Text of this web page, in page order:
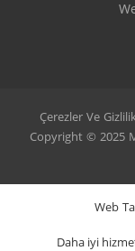
Çerezler Ve
Copyright © 2025
Web
Daha iyi